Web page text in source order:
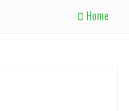
Home